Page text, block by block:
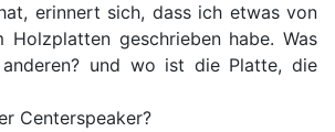
erinnert sich, dass ich etwas von
geschrieben habe. Was
und wo ist die Platte, die
Centerspeaker?